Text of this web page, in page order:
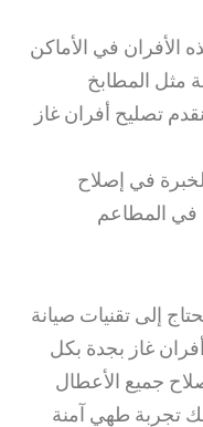
الأفران في الأماكن
مثل المطابخ
تصليح أفران غاز
في إصلاح
في المطاعم
إلى تقنيات صيانة
غاز بجدة بكل
جميع الأعطال
لك تجربة طهي آمنة